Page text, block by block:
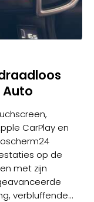
Auto
CarPlay en
op de
met zijn
verbluffende...